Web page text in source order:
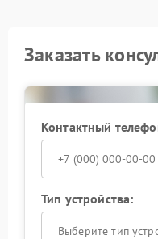
Заказать
Контактный
Тип устройства:
Выберите тип